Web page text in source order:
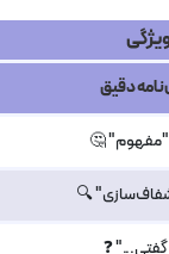
دقیق
"مفهوم" 🤔
🔍
❓